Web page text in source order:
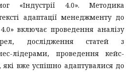
«Індустрії 4.0». Методика
адаптації менеджменту до
4.0» включає проведення аналізу
дослідження статей з
лідерами, проведення кейс-
які вже успішно адаптувалися до